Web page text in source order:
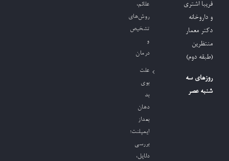
فریبا اشتری
و داروخانه
دکتر معمار
منتظرین
(طبقه دوم)
روزهای سه
شنبه عصر
علائم،
روش‌های
تشخیص
و
درمان
علت
بوی
بد
دهان
بعداز
ایمپلنت؛
بررسی
دلایل،